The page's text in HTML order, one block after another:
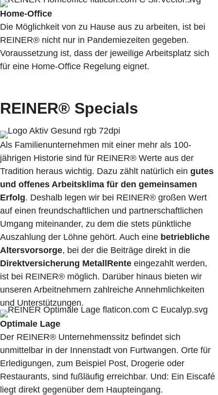
Home-Office
Die Möglichkeit von zu Hause aus zu arbeiten, ist bei
REINER® nicht nur in Pandemiezeiten gegeben.
Voraussetzung ist, dass der jeweilige Arbeitsplatz sich
für eine Home-Office Regelung eignet.
REINER® Specials
Als Familienunternehmen mit einer mehr als 100-
jährigen Historie sind für REINER® Werte aus der
Tradition heraus wichtig. Dazu zählt natürlich ein gutes
und offenes Arbeitsklima für den gemeinsamen
Erfolg. Deshalb legen wir bei REINER® großen Wert
auf einen freundschaftlichen und partnerschaftlichen
Umgang miteinander, zu dem die stets pünktliche
Auszahlung der Löhne gehört. Auch eine betriebliche
Altersvorsorge, bei der die Beiträge direkt in die
Direktversicherung MetallRente eingezahlt werden,
ist bei REINER® möglich. Darüber hinaus bieten wir
unseren Arbeitnehmern zahlreiche Annehmlichkeiten
und Unterstützungen.
Optimale Lage
Der REINER® Unternehmenssitz befindet sich
unmittelbar in der Innenstadt von Furtwangen. Orte für
Erledigungen, zum Beispiel Post, Drogerie oder
Restaurants, sind fußläufig erreichbar. Und: Ein Eiscafé
liegt direkt gegenüber dem Haupteingang.